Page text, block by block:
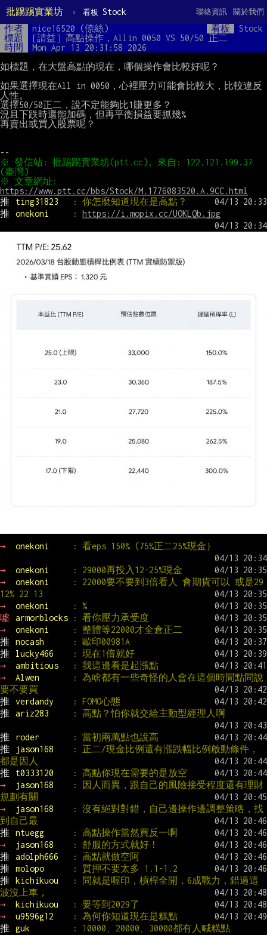
批踢踢實業坊 › 看板 Stock 關於我們
聯絡資訊
作者 nice16520 (倷絲) 看板
Stock
標題
[請益] 高點操作，Allin 0050 VS 50/50 正二
時間
Mon Apr 13 20:31:58 2026
如標題，在大盤高點的現在，哪個操作會比較好呢？
如果選擇現在All in 0050，心裡壓力可能會比較大，比較違反
人性。
選擇50/50正二，說不定能夠比1賺更多？
況且下跌時還能加碼，但再平衡損益要抓幾%
再賣出或買入股票呢？
※ 發信站: 批踢踢實業坊(ptt.cc), 來自: 122.121.199.37
https://www.ptt.cc/bbs/Stock/M.1776083520.A.9CC.html
推
ting31823
: 你怎麼知道現在是高點？
推
onekoni : https://i.mopix.cc/UOKLQb.jpg
→ onekoni : 看eps 150% (75%正二25%現金）
→ onekoni
: 29000再投入12-25%現金
→
onekoni
: 22000要不要到3倍看人 會期貨可以 或是29
12% 22 13
→
onekoni
: %
噓
armorblocks
: 看你壓力承受度
→
onekoni
: 整體等22000才全倉正二
推
nocash
: 歐印00981A
推
lucky466
: 現在1倍就好
→
ambitious
: 我這邊看是起漲點
→
Alwen
: 為啥都有一些奇怪的人會在這個時間點問說
要不要買
推
verdandy
: FOMO心態
推
ariz283 : 高點？怕你就交給主動型經理人啊
推 roder
: 當初兩萬點也說高
推
jason168
: 正二/現金比例還有漲跌幅比例啟動條件，
都是因人
推
t0333120
: 高點你現在需要的是放空
→
jason168
: 因人而異，跟自己的風險接受程度還有理財
規劃有關
→
jason168
: 沒有絕對對錯，自己邊操作邊調整策略，找
到自己最
推
ntuegg
: 高點操作當然買反一啊
→
jason168
: 舒服的方式就好！
推
adolph666
: 高點就做空阿
推
molopo
: 質押不要太多 1.1-1.2
推
kichikuou
: 問就是喔印，槓桿全開，6成戰力，錯過這
波沒上車，
→
kichikuou
: 要等到2029了
→
u9596g12
: 為何你知道現在是糕點
推
guk : 10000、20000、30000都有人喊糕點